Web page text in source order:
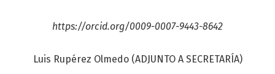
https://orcid.org/0009-0007-9443-8642
Luis Rupérez Olmedo (ADJUNTO A SECRETARÍA)